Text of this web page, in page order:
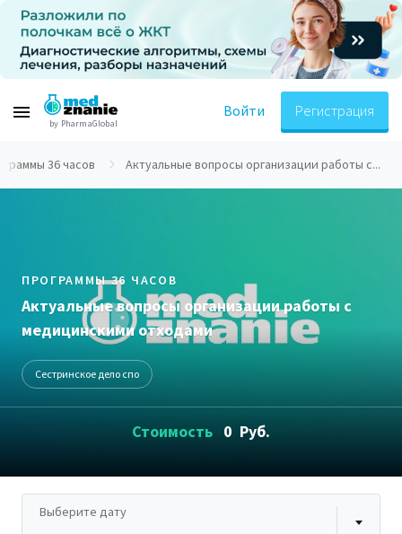
by PharmaGlobal
Войти Регистрация
36 часов Актуальные вопросы организации работы с...
ПРОГРАММЫ 36 ЧАСОВ
Актуальные вопросы организации работы с
медицинскими отходами
Сестринское дело спо
Стоимость 0 Руб.
Выберите дату